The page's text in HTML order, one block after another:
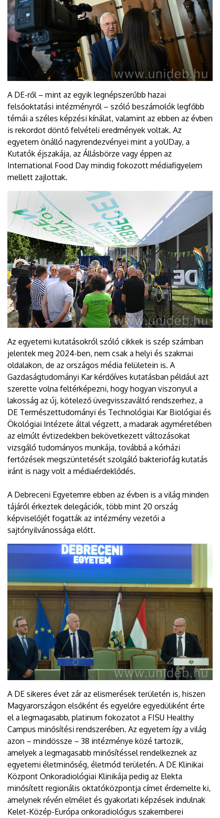
A DE-ről – mint az egyik legnépszerűbb hazai
felsőoktatási intézményről – szóló beszámolók legfőbb
témái a széles képzési kínálat, valamint az ebben az évben
is rekordot döntő felvételi eredmények voltak. Az
egyetem önálló nagyrendezvényei mint a yoUDay, a
Kutatók éjszakája, az Állásbörze vagy éppen az
International Food Day mindig fokozott médiafigyelem
mellett zajlottak.
Az egyetemi kutatásokról szóló cikkek is szép számban
jelentek meg 2024-ben, nem csak a helyi és szakmai
oldalakon, de az országos média felületein is. A
Gazdaságtudományi Kar kérdőíves kutatásban például azt
szerette volna feltérképezni, hogy hogyan viszonyul a
lakosság az új, kötelező üvegvisszaváltó rendszerhez, a
DE Természettudományi és Technológiai Kar Biológiai és
Ökológiai Intézete által végzett, a madarak agyméretében
az elmúlt évtizedekben bekövetkezett változásokat
vizsgáló tudományos munkája, továbbá a kórházi
fertőzések megszüntetését szolgáló bakteriofág kutatás
iránt is nagy volt a médiaérdeklődés.
A Debreceni Egyetemre ebben az évben is a világ minden
tájáról érkeztek delegációk, több mint 20 ország
képviselőjét fogatták az intézmény vezetői a
sajtónyilvánossága előtt.
A DE sikeres évet zár az elismerések területén is, hiszen
Magyarországon elsőként és egyelőre egyedüliként érte
el a legmagasabb, platinum fokozatot a FISU Healthy
Campus minősítési rendszerében. Az egyetem így a világ
azon – mindössze – 38 intézménye közé tartozik,
amelyek a legmagasabb minősítéssel rendelkeznek az
egyetemi életminőség, életmód területén. A DE Klinikai
Központ Onkoradiológiai Klinikája pedig az Elekta
minősített regionális oktatóközpontja címet érdemelte ki,
amelynek révén elmélet és gyakorlati képzések indulnak
Kelet-Közép-Európa onkoradiológus szakemberei